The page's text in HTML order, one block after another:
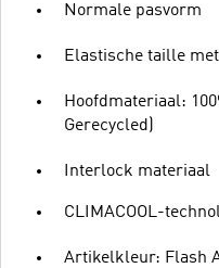
Normale pasvorm
Elastische taille
Hoofdmateriaal:
Gerecycled)
Interlock materiaal
CLIMACOOL-
Artikelkleur: Flash